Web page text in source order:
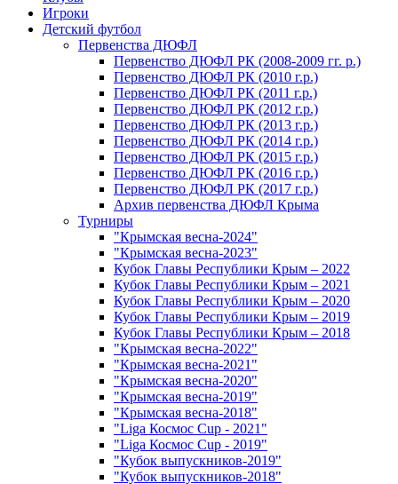
Игроки
Детский футбол
Первенства ДЮФЛ
Первенство ДЮФЛ РК (2008-2009 гг. р.)
Первенство ДЮФЛ РК (2010 г.р.)
Первенство ДЮФЛ РК (2011 г.р.)
Первенство ДЮФЛ РК (2012 г.р.)
Первенство ДЮФЛ РК (2013 г.р.)
Первенство ДЮФЛ РК (2014 г.р.)
Первенство ДЮФЛ РК (2015 г.р.)
Первенство ДЮФЛ РК (2016 г.р.)
Первенство ДЮФЛ РК (2017 г.р.)
Архив первенства ДЮФЛ Крыма
Турниры
"Крымская весна-2024"
"Крымская весна-2023"
Кубок Главы Республики Крым – 2022
Кубок Главы Республики Крым – 2021
Кубок Главы Республики Крым – 2020
Кубок Главы Республики Крым – 2019
Кубок Главы Республики Крым – 2018
"Крымская весна-2022"
"Крымская весна-2021"
"Крымская весна-2020"
"Крымская весна-2019"
"Крымская весна-2018"
"Liga Космос Cup - 2021"
"Liga Космос Cup - 2019"
"Кубок выпускников-2019"
"Кубок выпускников-2018"